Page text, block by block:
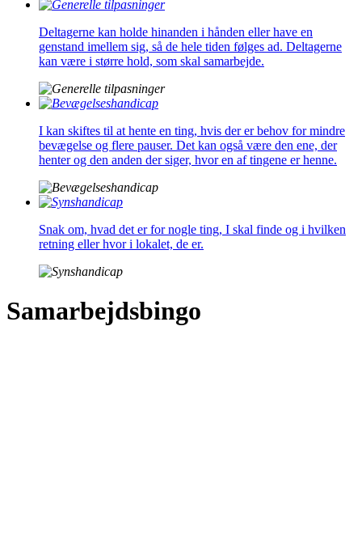
Deltagerne kan holde hinanden i hånden eller have en
genstand imellem sig, så de hele tiden følges ad. Deltagerne
kan være i større hold, som skal samarbejde.
I kan skiftes til at hente en ting, hvis der er behov for mindre
bevægelse og flere pauser. Det kan også være den ene, der
henter og den anden der siger, hvor en af tingene er henne.
Snak om, hvad det er for nogle ting, I skal finde og i hvilken
retning eller hvor i lokalet, de er.
Samarbejdsbingo